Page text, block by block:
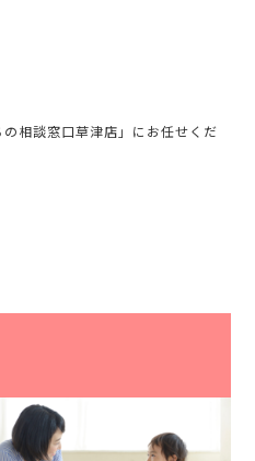
相談窓口草津店」にお任せくだ